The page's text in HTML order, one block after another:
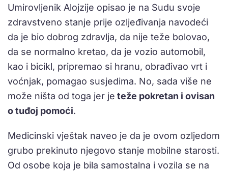
Umirovljenik Alojzije opisao je na Sudu svoje
zdravstveno stanje prije ozljeđivanja navodeći
da je bio dobrog zdravlja, da nije teže bolovao,
da se normalno kretao, da je vozio automobil,
kao i bicikl, pripremao si hranu, obrađivao vrt i
voćnjak, pomagao susjedima. No, sada više ne
može ništa od toga jer je teže pokretan i ovisan
o tuđoj pomoći.
Medicinski vještak naveo je da je ovom ozljedom
grubo prekinuto njegovo stanje mobilne starosti.
Od osobe koja je bila samostalna i vozila se na